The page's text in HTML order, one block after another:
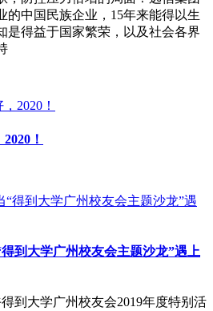
的中国民族企业，15年来能得以生
是得益于国家繁荣，以及社会各界
！
到大学广州校友会主题沙龙”遇上
到大学广州校友会2019年度特别活